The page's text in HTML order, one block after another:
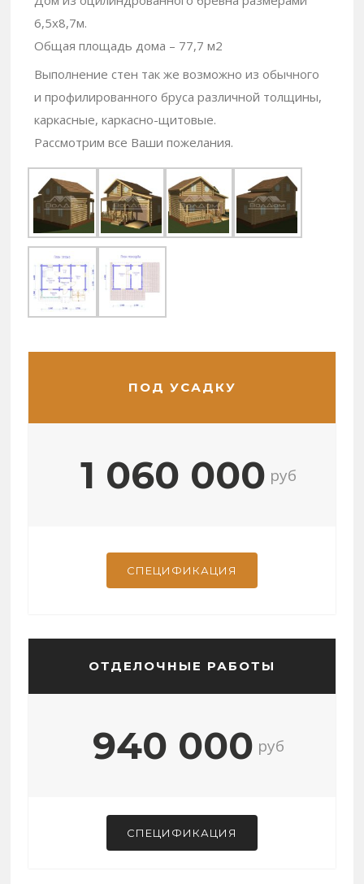
6,5х8,7м.
Общая площадь дома – 77,7 м2
Выполнение стен так же возможно из обычного
и профилированного бруса различной толщины,
каркасные, каркасно-щитовые.
Рассмотрим все Ваши пожелания.
ПОД УСАДКУ
1 060 000 руб
СПЕЦИФИКАЦИЯ
ОТДЕЛОЧНЫЕ РАБОТЫ
940 000 руб
СПЕЦИФИКАЦИЯ